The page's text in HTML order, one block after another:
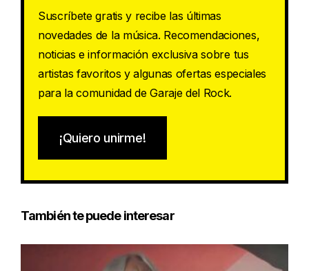
Suscríbete gratis y recibe las últimas
novedades de la música. Recomendaciones,
noticias e información exclusiva sobre tus
artistas favoritos y algunas ofertas especiales
para la comunidad de Garaje del Rock.
¡Quiero unirme!
También te puede interesar